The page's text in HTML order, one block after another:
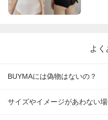
よく
BUYMAには偽物はないの？
サイズやイメージがあわない